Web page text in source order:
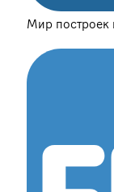
Мир построек